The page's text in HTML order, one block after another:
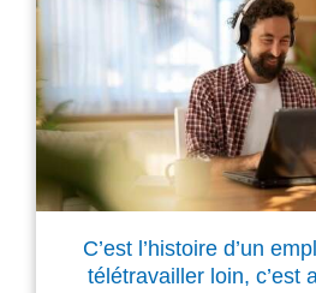
C’est l’histoire d’un
télétravailler loin, c’est